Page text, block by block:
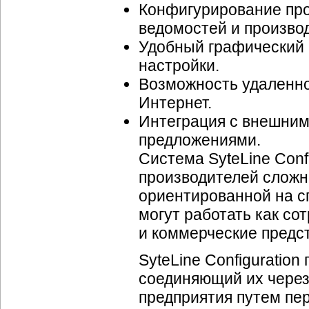
Конфигурирование
ведомостей и
Удобный
настройки.
Возможность
Интернет.
Интеграция с
предложениями.
Система SyteLine
производителей
ориентированной на
могут работать как
и коммерческие
SyteLine Configuration
соединяющий их
предприятия путем